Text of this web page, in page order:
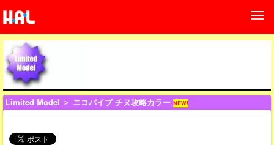
Limited Model ＞ ニコバイブ チヌ攻略カラー NEW!